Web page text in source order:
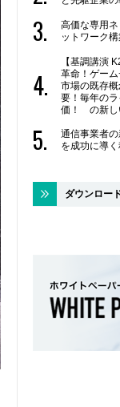
高価な専用
ットワーク
【基調講演
革命！ゲー
市場の既存
要！毎年の
価！ の新し
通信事業者
を成功に導
ダウンロー